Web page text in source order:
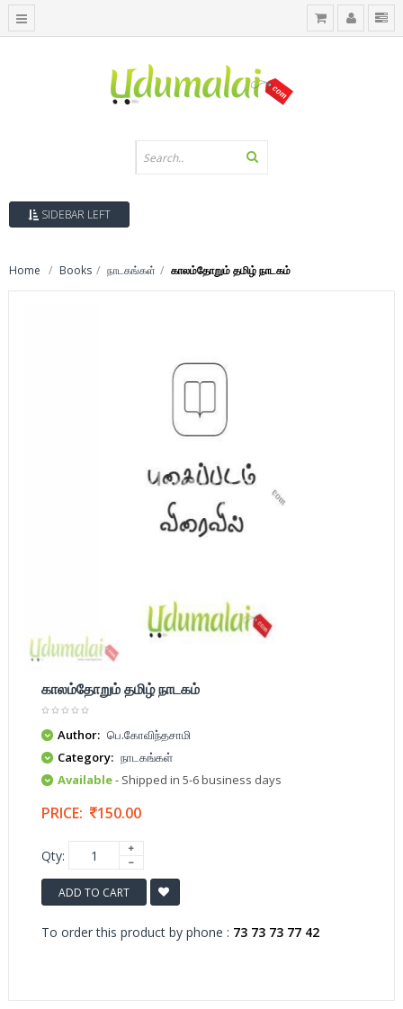
SIDEBAR LEFT
Home Books நாடகங்கள் காலம்தோறும் தமிழ் நாடகம்
காலம்தோறும் தமிழ் நாடகம்
Author: பெ.கோவிந்தசாமி
Category: நாடகங்கள்
Available- Shipped in 5-6 business days
PRICE: 150.00
Qty:
ADD TO CART
To order this product by phone : 73 73 73 77 42